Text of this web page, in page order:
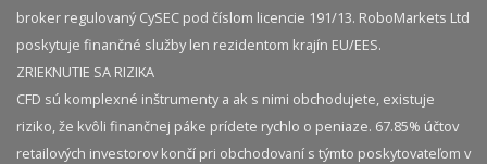
broker regulovaný CySEC pod číslom licencie 191/13. RoboMarkets Ltd
poskytuje finančné služby len rezidentom krajín EU/EES.
ZRIEKNUTIE SA RIZIKA
CFD sú komplexné inštrumenty a ak s nimi obchodujete, existuje
riziko, že kvôli finančnej páke prídete rychlo o peniaze. 67.85% účtov
retailových investorov končí pri obchodovaní s týmto poskytovateľom v